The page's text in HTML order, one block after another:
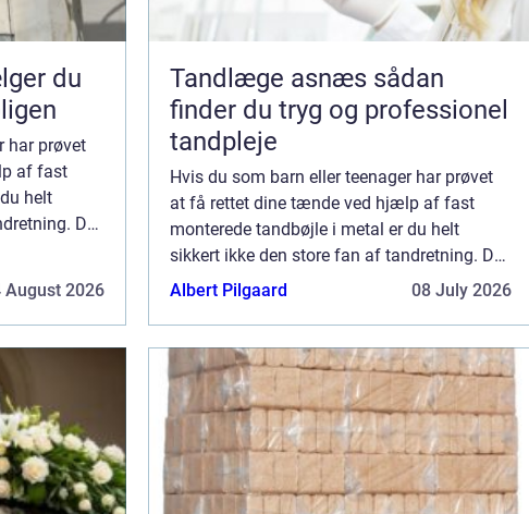
har prøvet
af fast
helt
Det
August 2026
Tandlæge asnæs sådan
finder du tryg og professionel
tandpleje
Hvis du som barn eller teenager har prøvet
at få rettet dine tænde ved hjælp af fast
monterede tandbøjle i metal er du helt
sikkert ikke den store fan af tandretning. Det
er de færreste som tænker tilbage p...
Albert Pilgaard 08 July 2026